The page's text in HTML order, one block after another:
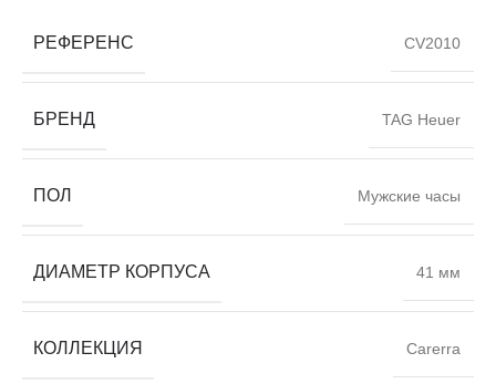
РЕФЕРЕНС CV2010
БРЕНД TAG Heuer
ПОЛ Мужские часы
ДИАМЕТР КОРПУСА 41 мм
КОЛЛЕКЦИЯ Carerra